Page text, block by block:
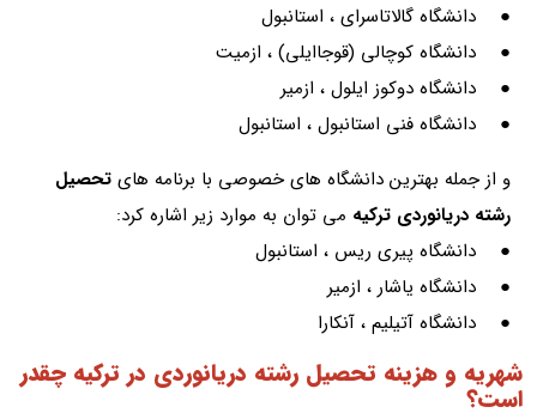
● دانشگاه گالاتاسرای ، استانبول
● دانشگاه کوچالی (قوجاایلی) ، ازمیت
● دانشگاه دوکوز ایلول ، ازمیر
● دانشگاه فنی استانبول ، استانبول
و از جمله بهترین دانشگاه های خصوصی با برنامه های تحصیل
رشته دریانوردی ترکیه می توان به موارد زیر اشاره کرد:
● دانشگاه پیری ریس ، استانبول
● دانشگاه یاشار ، ازمیر
● دانشگاه آتیلیم ، آنکارا
شهریه و هزینه تحصیل رشته دریانوردی در ترکیه چقدر
است؟